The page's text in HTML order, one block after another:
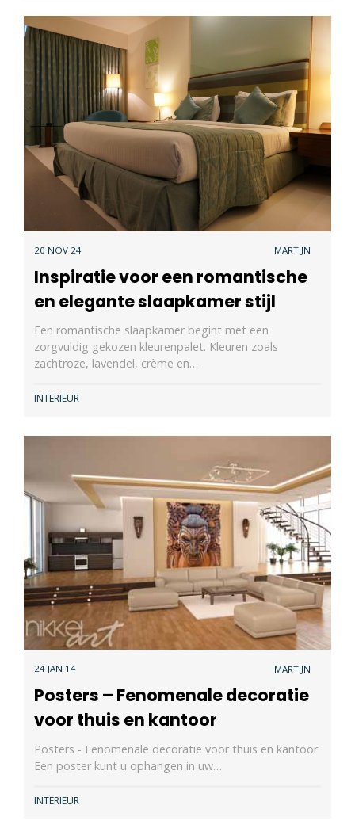
20 NOV 24 MARTIJN
Inspiratie voor een romantische
en elegante slaapkamer stijl
Een romantische slaapkamer begint met een
zorgvuldig gekozen kleurenpalet. Kleuren zoals
zachtroze, lavendel, crème en…
INTERIEUR
24 JAN 14 MARTIJN
Posters – Fenomenale decoratie
voor thuis en kantoor
Posters - Fenomenale decoratie voor thuis en kantoor
Een poster kunt u ophangen in uw…
INTERIEUR